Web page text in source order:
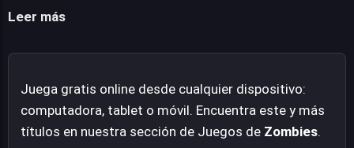
humanidad de la aniquilación.
Leer más
Juega gratis online desde cualquier dispositivo:
computadora, tablet o móvil. Encuentra este y más
títulos en nuestra sección de Juegos de Zombies.